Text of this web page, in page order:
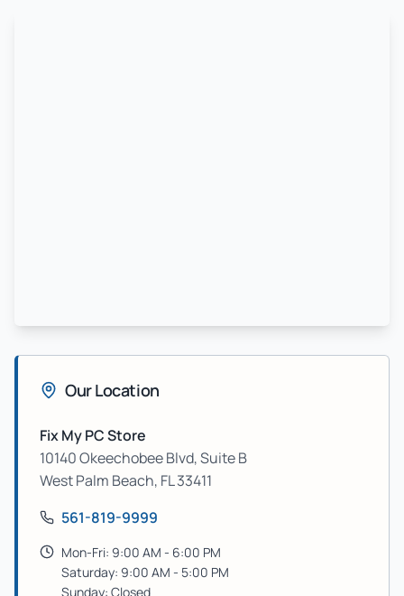
Our Location
Fix My PC Store
10140 Okeechobee Blvd, Suite B
West Palm Beach, FL33411
561-819-9999
Mon-Fri: 9:00 AM - 6:00 PM
Saturday: 9:00 AM - 5:00 PM
Sunday: Closed